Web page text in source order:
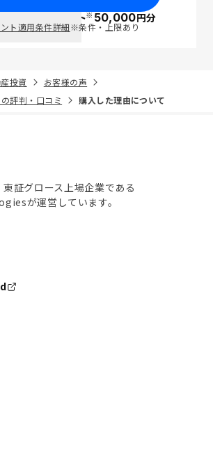
ポイント※50,000円分
ト適用条件詳細※条件・上限あり
投資
お客様の声
評判・口コミ
購入した理由について
東証グロース上場企業である
が運営しています。